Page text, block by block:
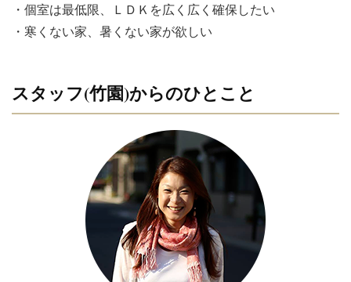
・個室は最低限、ＬＤＫを広く広く確保したい
・寒くない家、暑くない家が欲しい
スタッフ(竹園)からのひとこと